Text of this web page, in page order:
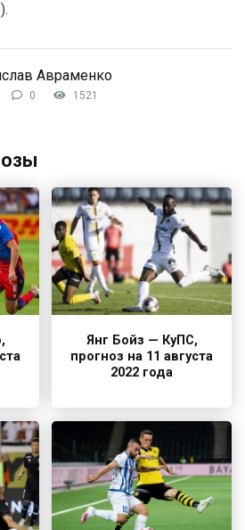
Авраменко
0 1521
Янг Бойз — КуПС,
прогноз на 11 августа
2022 года